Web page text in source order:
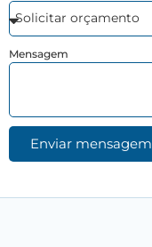
Mensagem
Enviar mensagem